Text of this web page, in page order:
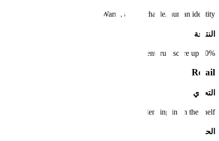
Warm, approachable, human identity.
النتيجة
Client trust score up 50%.
Retail
التحدي
Blending in on the shelf.
الحل